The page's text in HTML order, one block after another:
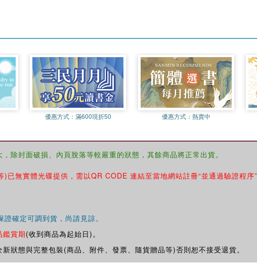
優惠方式： 滿600現折50 優惠方式： 熱賣中
除封面破損、內頁脫落等較嚴重的狀態，其餘商品將正常出貨。
無實體光碟提供，需以QR CODE 連結至當地網站註冊“並通過驗證程序”
確定可調到貨，尚請見諒。
鑑賞期(收到商品為起始日)。
狀態與完整包裝(商品、附件、發票、隨貨贈品等)否則恕不接受退貨。